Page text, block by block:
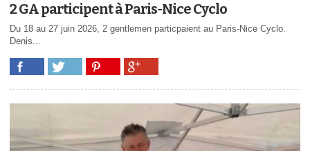
2 GA participent à Paris-Nice Cyclo
Du 18 au 27 juin 2026, 2 gentlemen particpaient au Paris-Nice Cyclo.
Denis...